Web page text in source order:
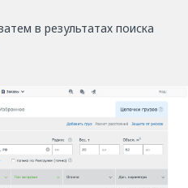
в результатах поиска